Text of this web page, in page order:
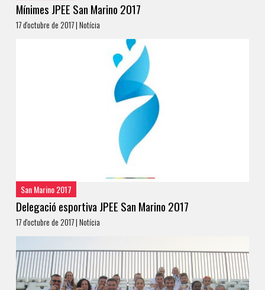
Mínimes JPEE San Marino 2017
17 d'octubre de 2017 | Notícia
San Marino 2017
Delegació esportiva JPEE San Marino 2017
17 d'octubre de 2017 | Notícia